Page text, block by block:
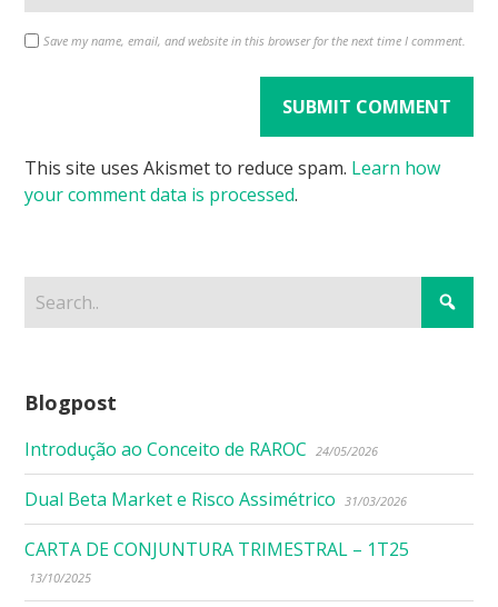
Save my name, email, and website in this browser for the next time I comment.
This site uses Akismet to reduce spam. Learn how
your comment data is processed.
Blogpost
Introdução ao Conceito de RAROC 24/05/2026
Dual Beta Market e Risco Assimétrico 31/03/2026
CARTA DE CONJUNTURA TRIMESTRAL – 1T25
13/10/2025